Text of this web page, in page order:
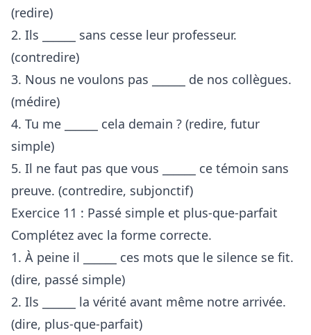
(redire)
2. Ils ______ sans cesse leur professeur.
(contredire)
3. Nous ne voulons pas ______ de nos collègues.
(médire)
4. Tu me ______ cela demain ? (redire, futur
simple)
5. Il ne faut pas que vous ______ ce témoin sans
preuve. (contredire, subjonctif)
Exercice 11 : Passé simple et plus-que-parfait
Complétez avec la forme correcte.
1. À peine il ______ ces mots que le silence se fit.
(dire, passé simple)
2. Ils ______ la vérité avant même notre arrivée.
(dire, plus-que-parfait)